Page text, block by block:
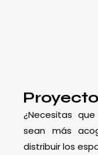
¿Necesitas
sean más
distribuir los